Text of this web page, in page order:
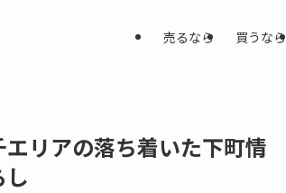
売るなら 買うなら
リアの落ち着いた下町情